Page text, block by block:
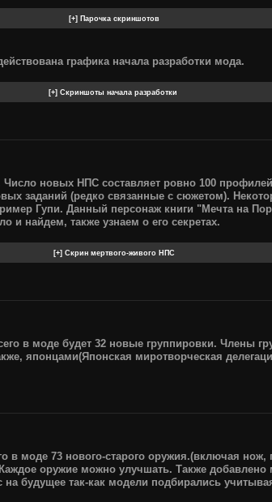
графика начала разработки мода.
новых НПС составляет ровно 100
заданий (редко связанные с сюжетом).
Гупи. Данный персонаж книги "Мечта на
и найдем, также узнаем о его секретах.
в моде будет 32 новые группировки. Члены
японцами(Японская миротворческая
в моде 73 нового-старого оружия.(включая нож,
оружие можно улучшать. Также добавлено
на будущее так-как модели подбирались